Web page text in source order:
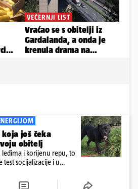
još čeka
obitelj
leđima i korijenu repu, to
test socijalizacije i u
bolesti